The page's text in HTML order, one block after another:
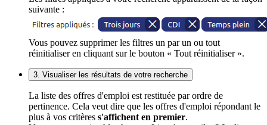
suivante :
Vous pouvez supprimer les filtres un par un ou tout
réinitialiser en cliquant sur le bouton « Tout réinitialiser ».
3. Visualiser les résultats de votre recherche
La liste des offres d'emploi est restituée par ordre de
pertinence. Cela veut dire que les offres d'emploi répondant le
plus à vos critères s'affichent en premier.